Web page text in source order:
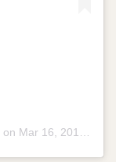
on Mar 16, 2019 at 12:48pm PDT